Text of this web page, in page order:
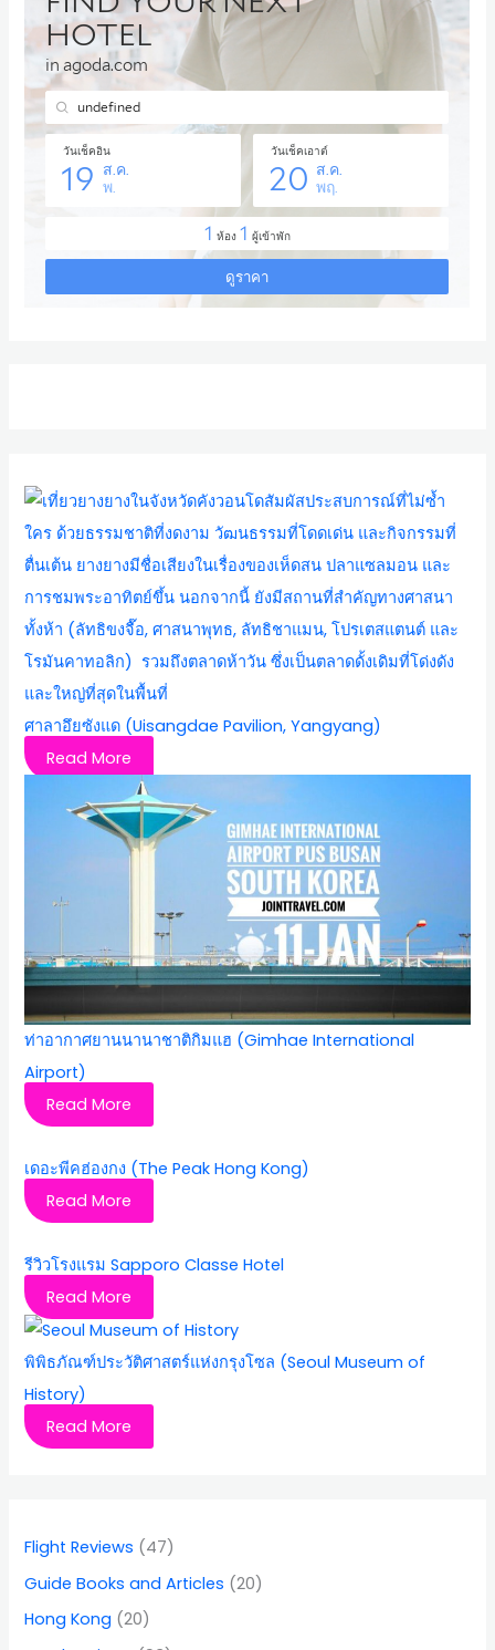
ศาลาอึยซังแด (Uisangdae Pavilion, Yangyang)
Read More
ท่าอากาศยานนานาชาติกิมแฮ (Gimhae International
Airport)
Read More
เดอะพีคฮ่องกง (The Peak Hong Kong)
Read More
รีวิวโรงแรม Sapporo Classe Hotel
Read More
พิพิธภัณฑ์ประวัติศาสตร์แห่งกรุงโซล (Seoul Museum of
History)
Read More
Flight Reviews (47)
Guide Books and Articles (20)
Hong Kong (20)